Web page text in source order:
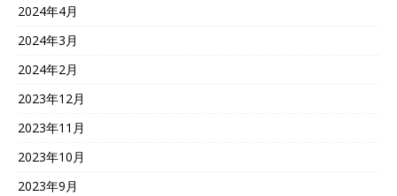
2024年4月
2024年3月
2024年2月
2023年12月
2023年11月
2023年10月
2023年9月